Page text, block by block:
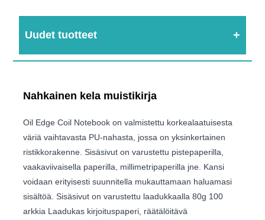
Uudet tuotteet
Nahkainen kela muistikirja
Oil Edge Coil Notebook on valmistettu korkealaatuisesta
väriä vaihtavasta PU-nahasta, jossa on yksinkertainen
ristikkorakenne. Sisäsivut on varustettu pistepaperilla,
vaakaviivaisella paperilla, millimetripaperilla jne. Kansi
voidaan erityisesti suunnitella mukauttamaan haluamasi
sisältöä. Sisäsivut on varustettu laadukkaalla 80g 100
arkkia Laadukas kirjoituspaperi, räätälöitävä